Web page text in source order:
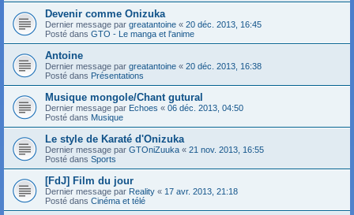
Devenir comme Onizuka
Dernier message par greatantoine « 20 déc. 2013, 16:45
Posté dans GTO - Le manga et l'anime
Antoine
Dernier message par greatantoine « 20 déc. 2013, 16:38
Posté dans Présentations
Musique mongole/Chant gutural
Dernier message par Echoes « 06 déc. 2013, 04:50
Posté dans Musique
Le style de Karaté d'Onizuka
Dernier message par GTOniZuuka « 21 nov. 2013, 16:55
Posté dans Sports
[FdJ] Film du jour
Dernier message par Reality « 17 avr. 2013, 21:18
Posté dans Cinéma et télé